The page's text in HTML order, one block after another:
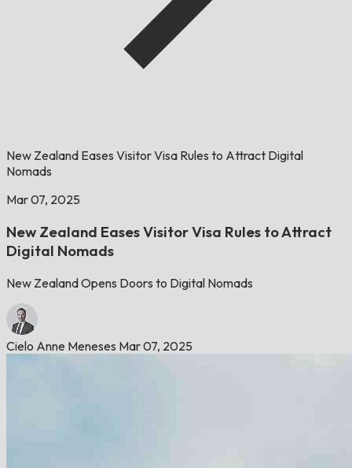
New Zealand Eases Visitor Visa Rules to Attract Digital
Nomads
Mar 07, 2025
New Zealand Eases Visitor Visa Rules to Attract
Digital Nomads
New Zealand Opens Doors to Digital Nomads
Cielo Anne Meneses Mar 07, 2025